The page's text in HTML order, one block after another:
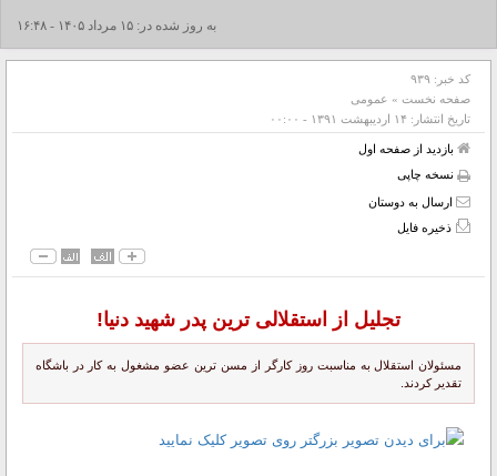
شد+فیلم به روز شده در: ۱۵ مرداد ۱۴۰۵ - ۱۶:۴۸
کد خبر: ۹۳۹
صفحه نخست » عمومی
تاریخ انتشار: ۱۴ ارديبهشت ۱۳۹۱ - ۰۰:۰۰
بازدید از صفحه اول
نسخه چاپی
ارسال به دوستان
ذخیره فایل
تجلیل از استقلالی ترین پدر شهید دنیا!
مسئولان استقلال به مناسبت روز کارگر از مسن ترین عضو مشغول به کار در باشگاه
تقدیر کردند.